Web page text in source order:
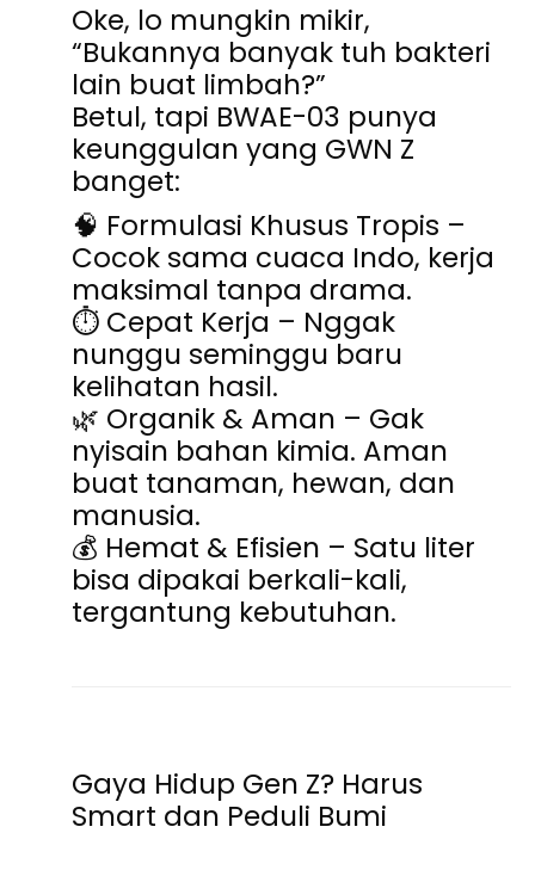
Oke, lo mungkin mikir,
“Bukannya banyak tuh bakteri
lain buat limbah?”
Betul, tapi BWAE-03 punya
keunggulan yang GWN Z
banget:
🧠 Formulasi Khusus Tropis –
Cocok sama cuaca Indo, kerja
maksimal tanpa drama.
⏱️ Cepat Kerja – Nggak
nunggu seminggu baru
kelihatan hasil.
🌿 Organik & Aman – Gak
nyisain bahan kimia. Aman
buat tanaman, hewan, dan
manusia.
💰 Hemat & Efisien – Satu liter
bisa dipakai berkali-kali,
tergantung kebutuhan.
Gaya Hidup Gen Z? Harus
Smart dan Peduli Bumi